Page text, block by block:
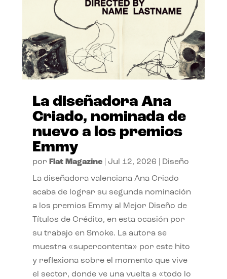
La diseñadora Ana
Criado, nominada de
nuevo a los premios
Emmy
por Flat Magazine| Jul 12, 2026 Diseño
La diseñadora valenciana Ana Criado
acaba de lograr su segunda nominación
a los premios Emmy al Mejor Diseño de
Títulos de Crédito, en esta ocasión por
su trabajo en Smoke. La autora se
muestra «supercontenta» por este hito
y reflexiona sobre el momento que vive
el sector, donde ve una vuelta a «todo lo